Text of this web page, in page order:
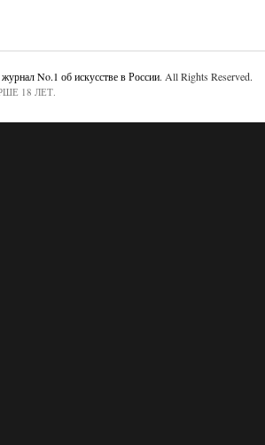
No.1 об искусстве в России. All Rights Reserved.
18 ЛЕТ.